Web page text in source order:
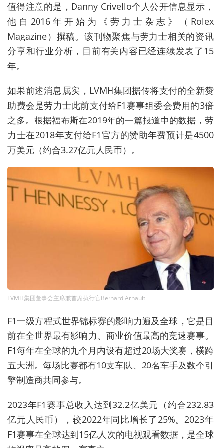
值得注意的是， Danny Crivello个人公开信息显示，
他自 2016年开始为《劳力士杂志》（ Rolex
Magazine）撰稿。该刊物聚焦与劳力士相关的资讯
分享和行业分析，目前有关内容已经连续发表了 15
年。
如果前述消息属实， LVMH集团据传将支付的全新赞
助费会是劳力士此前支付给F1赛事组委会费用的3倍
之多。根据福布斯在2019年的一篇报道中的数据，劳
力士在2018年支付给F1官方的赞助年费预计是4500
万美元（约合3.27亿元人民币）。
LVMH集团董事会主席兼首席执行官Bernard Arnault
F1一级方程式世界锦标赛的影响力遍及全球，它是目
前在全世界最有影响力、商业价值最高的竞速赛事。
F1每年在全球的九个月内设有超过20场大奖赛，横跨
五大洲。每场比赛都有10支车队、 20名车手及数个引
擎制造商共同参与。
2023年F1赛事总收入达到32.2亿美元（约合232.83
亿元人民币），较2022年同比增长了25%。2023年
F1赛事在全球达到15亿人次的电视观看数据，是全球